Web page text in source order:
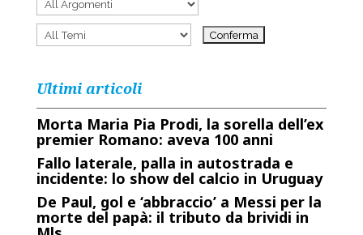
Ultimi articoli
Morta Maria Pia Prodi, la sorella dell’ex
premier Romano: aveva 100 anni
Fallo laterale, palla in autostrada e
incidente: lo show del calcio in Uruguay
De Paul, gol e ‘abbraccio’ a Messi per la
morte del papà: il tributo da brividi in